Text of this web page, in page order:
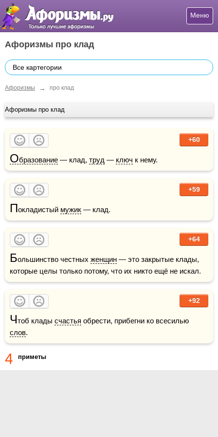
Меню
Афоризмы про клад
Все картегории
Афоризмы → про клад
Афоризмы про клад
+60
Образование — клад, труд — ключ к нему.
+59
Покладистый мужик — клад.
+64
Большинство честных женщин — это закрытые клады,
которые целы только потому, что их никто ещё не искал.
+92
Чтоб клады счастья
слов.
4 приметы